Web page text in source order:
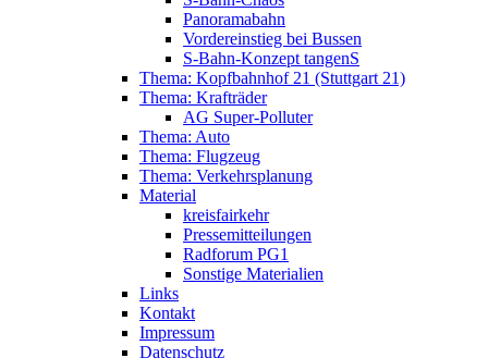
Panoramabahn
Vordereinstieg bei Bussen
S-Bahn-Konzept tangenS
Thema: Kopfbahnhof 21 (Stuttgart 21)
Thema: Krafträder
AG Super-Polluter
Thema: Auto
Thema: Flugzeug
Thema: Verkehrsplanung
Material
kreisfairkehr
Pressemitteilungen
Radforum PG1
Sonstige Materialien
Links
Kontakt
Impressum
Datenschutz